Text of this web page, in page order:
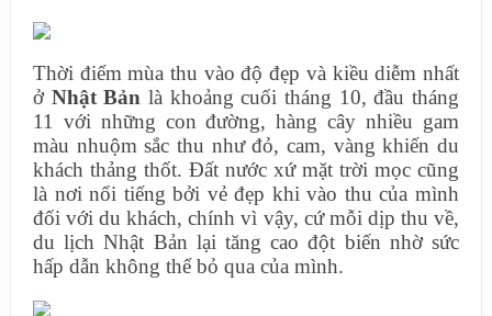
Thời điểm mùa thu vào độ đẹp và kiều diễm nhất
ở Nhật Bản là khoảng cuối tháng 10, đầu tháng
11 với những con đường, hàng cây nhiều gam
màu nhuộm sắc thu như đỏ, cam, vàng khiến du
khách thảng thốt. Đất nước xứ mặt trời mọc cũng
là nơi nổi tiếng bởi vẻ đẹp khi vào thu của mình
đối với du khách, chính vì vậy, cứ mỗi dịp thu về,
du lịch Nhật Bản lại tăng cao đột biến nhờ sức
hấp dẫn không thể bỏ qua của mình.